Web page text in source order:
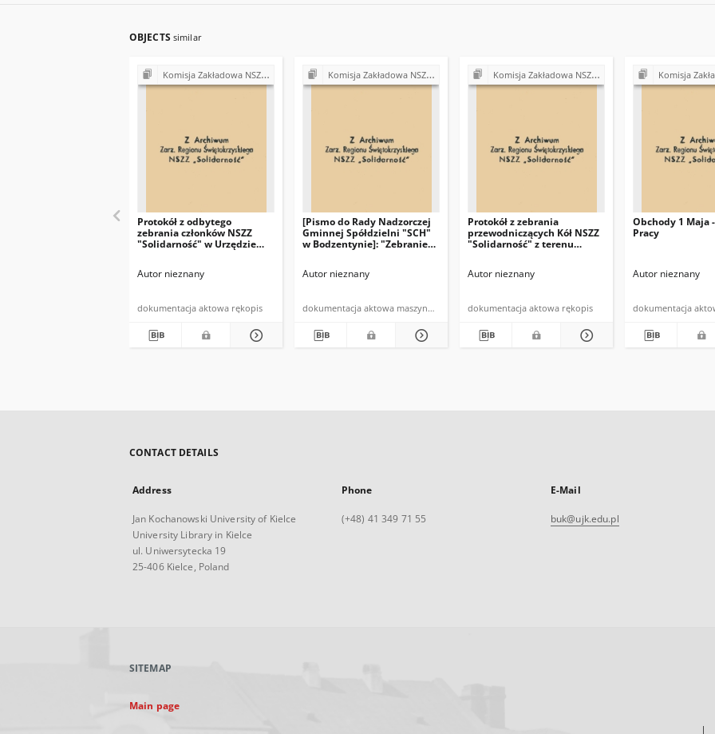
OBJECTS similar
Komisja Zakładowa NSZZ "Solidarność" przy Urzędzie Gminy w Bodzentynie
Protokół z odbytego
zebrania członków NSZZ
"Solidarność" w Urzędzie
Autor nieznany
dokumentacja aktowa rękopis
Komisja Zakładowa NSZZ "Solidarność" przy Urzędzie Gminy w Bodzentynie
[Pismo do Rady Nadzorczej
Gminnej Spółdzielni "SCH"
w Bodzentynie]: "Zebranie
w dniu 19 czerwca 1981 roku
Autor nieznany
dokumentacja aktowa maszynopis
Komisja Zakładowa NSZZ "Solidarność" przy Urzędzie Gminy w Bodzentynie
Protokół z zebrania
przewodniczących Kół NSZZ
"Solidarność" z terenu
Autor nieznany
dokumentacja aktowa rękopis
Komisja Zakładowa NSZZ "Solidarność"
Obchody 1 Maja
Pracy
Autor nieznany
CONTACT DETAILS
Address
Jan Kochanowski University of Kielce
University Library in Kielce
ul. Uniwersytecka 19
25-406 Kielce, Poland
Phone
(+48) 41 349 71 55
E-Mail
buk@ujk.edu.pl
SITEMAP
Main page